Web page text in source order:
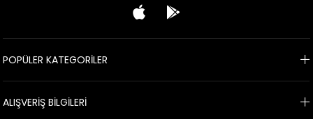
POPÜLER KATEGORİLER
ALIŞVERİŞ BİLGİLERİ